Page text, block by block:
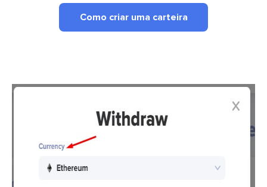
Como criar uma carteira